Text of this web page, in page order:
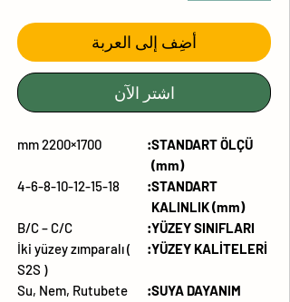
أضِف إلى العربة
اشترِ الآن
STANDART ÖLÇÜ
(mm)
:
1700×2200 mm
STANDART
KALINLIK (mm)
:
4-6-8-10-12-15-18
YÜZEY SINIFLARI
:
B/C – C/C
YÜZEY KALİTELERİ
:
İki yüzey zımparalı (
S2S )
SUYA DAYANIM
:
Su, Nem, Rutubete